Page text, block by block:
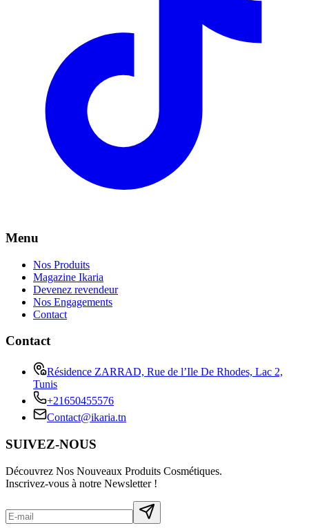
Menu
Nos Produits
Magazine Ikaria
Devenez revendeur
Nos Engagements
Contact
Contact
Résidence ZARRAD, Rue de l’Ile De Rhodes, Lac 2,
Tunis
+21650455576
Contact@ikaria.tn
SUIVEZ-NOUS
Découvrez Nos Nouveaux Produits Cosmétiques.
Inscrivez-vous à notre Newsletter !